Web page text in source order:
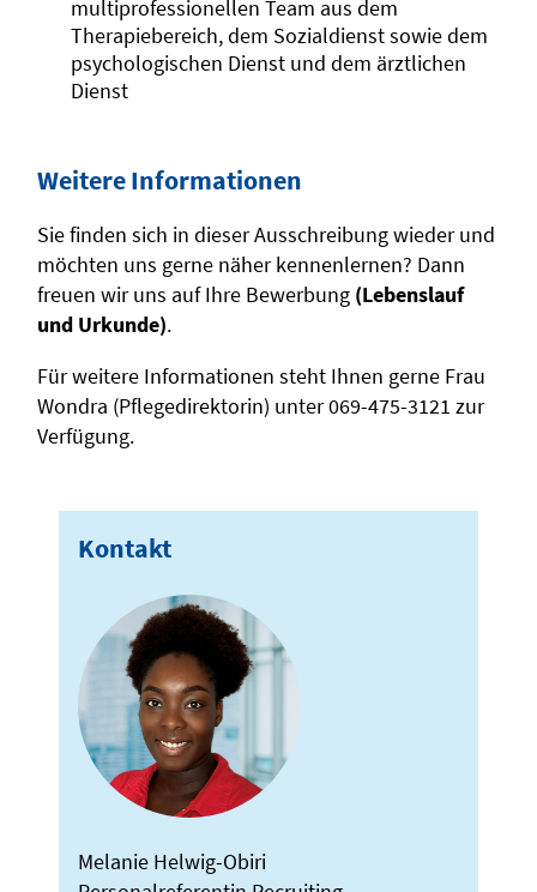
multiprofessionellen Team aus dem
Therapiebereich, dem Sozialdienst sowie dem
psychologischen Dienst und dem ärztlichen
Dienst
Weitere Informationen
Sie finden sich in dieser Ausschreibung wieder und
möchten uns gerne näher kennenlernen? Dann
freuen wir uns auf Ihre Bewerbung (Lebenslauf
und Urkunde).
Für weitere Informationen steht Ihnen gerne Frau
Wondra (Pflegedirektorin) unter 069-475-3121 zur
Verfügung.
Kontakt
Melanie Helwig-Obiri